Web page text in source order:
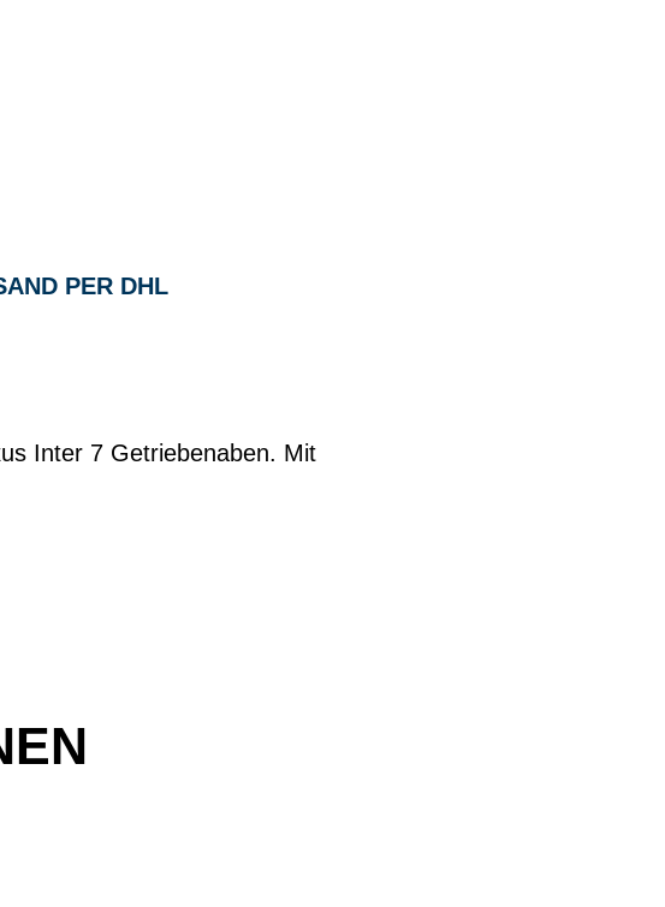
PER DHL
Inter 7 Getriebenaben. Mit